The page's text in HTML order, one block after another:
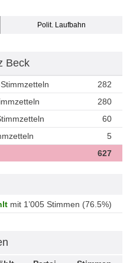
Polit. Laufbahn
Beck
282
280
60
5
627
mit 1’005 Stimmen (76.5%)